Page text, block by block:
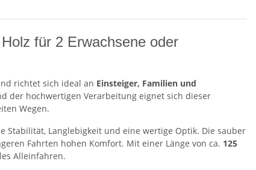
für 2 Erwachsene oder
richtet sich ideal an Einsteiger, Familien und
der hochwertigen Verarbeitung eignet sich dieser
Wegen.
Stabilität, Langlebigkeit und eine wertige Optik. Die sauber
Fahrten hohen Komfort. Mit einer Länge von ca. 125
Alleinfahren.